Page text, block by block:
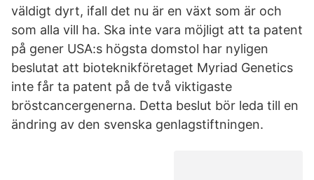
väldigt dyrt, ifall det nu är en växt som är och
som alla vill ha. Ska inte vara möjligt att ta patent
på gener USA:s högsta domstol har nyligen
beslutat att bioteknikföretaget Myriad Genetics
inte får ta patent på de två viktigaste
bröstcancergenerna. Detta beslut bör leda till en
ändring av den svenska genlagstiftningen.